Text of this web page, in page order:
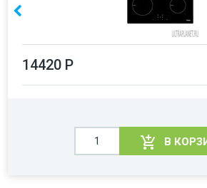
14420 Р
В